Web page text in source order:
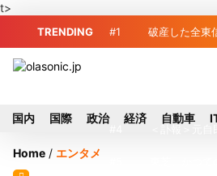
t>
TRENDING #1 破産した全東
国内 国際 政治 経済 自動車
Home / エンタメ